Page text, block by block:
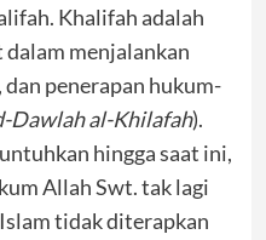
Khalifah adalah
menjalankan
penerapan hukum-
Dawlah al-Khilafah).
hingga saat ini,
Allah Swt. tak lagi
tidak diterapkan